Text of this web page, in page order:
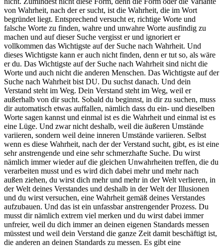
von Wahrheit, nach der er sucht, ist die Wahrheit, die im Wort
begründet liegt. Entsprechend versucht er, richtige Worte und
falsche Worte zu finden, wahre und unwahre Worte ausfindig zu
machen und auf dieser Suche vergisst er und ignoriert er
vollkommen das Wichtigste auf der Suche nach Wahrheit. Und
dieses Wichtigste kann er auch nicht finden, denn er tut so, als wäre
er du. Das Wichtigste auf der Suche nach Wahrheit sind nicht die
Worte und auch nicht die anderen Menschen. Das Wichtigste auf der
Suche nach Wahrheit bist DU. Du suchst danach. Und dein
Verstand steht im Weg. Dein Verstand steht im Weg, weil er
außerhalb von dir sucht. Sobald du beginnst, in dir zu suchen, muss
dir automatisch etwas auffallen, nämlich dass du ein- und dieselben
Worte sagen kannst und einmal ist es die Wahrheit und einmal ist es
eine Lüge. Und zwar nicht deshalb, weil die äußeren Umstände
variieren, sondern weil deine inneren Umstände variieren. Selbst
wenn es diese Wahrheit, nach der der Verstand sucht, gibt, es ist eine
sehr anstrengende und eine sehr schmerzhafte Suche. Du wirst
nämlich immer wieder auf die gleichen Unwahrheiten treffen, die du
verarbeiten musst und es wird dich dabei mehr und mehr nach
außen ziehen, du wirst dich mehr und mehr in der Welt verlieren, in
der Welt deines Verstandes und deshalb in der Welt der Illusionen
und du wirst versuchen, eine Wahrheit gemäß deines Verstandes
aufzubauen. Und das ist ein unfassbar anstrengender Prozess. Du
musst dir nämlich extrem viel merken und du wirst dabei immer
unfreier, weil du dich immer an deinen eigenen Standards messen
müsstest und weil dein Verstand die ganze Zeit damit beschäftigt ist,
die anderen an deinen Standards zu messen. Es gibt eine